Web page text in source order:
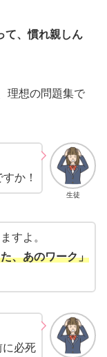
て、慣れ親しん
理想の問題集で
生徒
か！
すよ。
、あのワーク」
に必死